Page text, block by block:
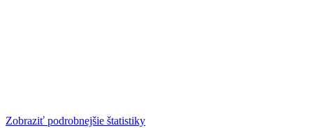
Zobraziť podrobnejšie štatistiky